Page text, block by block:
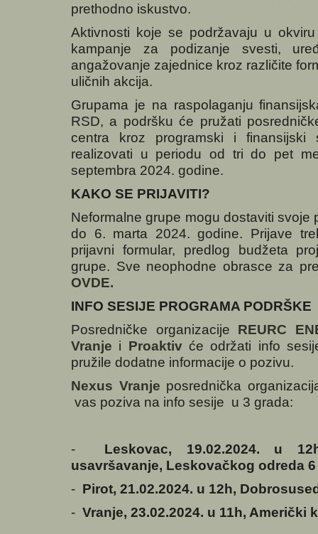
prethodno iskustvo.
Aktivnosti koje se podržavaju u
kampanje za podizanje svesti,
angažovanje zajednice kroz različite
uličnih akcija.
Grupama je na raspolaganju
RSD, a podršku će pružati
centra kroz programski i finansijski
realizovati u periodu od tri do pet
septembra 2024. godine.
KAKO SE PRIJAVITI?
Neformalne grupe mogu dostaviti svoje
do 6. marta 2024. godine. Prijave
prijavni formular, predlog budžeta
grupe. Sve neophodne obrasce za
OVDE.
INFO SESIJE PROGRAMA PODRŠKE
Posredničke organizacije REURC
Vranje i Proaktivće održati info
pružile dodatne informacije o pozivu.
Nexus Vranje posrednička
vas poziva na info sesije u 3 grada:
- Leskovac, 19.02.2024. u
usavršavanje, Leskovačkog odreda 6
- Pirot, 21.02.2024. u 12h,
- Vranje, 23.02.2024. u 11h, Američki